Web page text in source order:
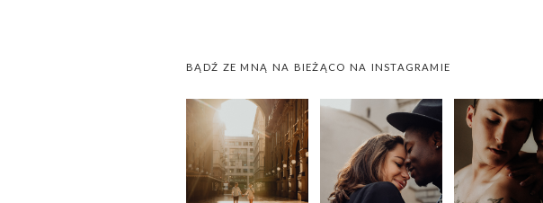
BĄDŹ ZE MNĄ NA BIEŻĄCO NA INSTAGRAMIE